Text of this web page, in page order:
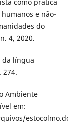
como prática
e não-
do
4, 2020.
da língua
274.
Ambiente
em: